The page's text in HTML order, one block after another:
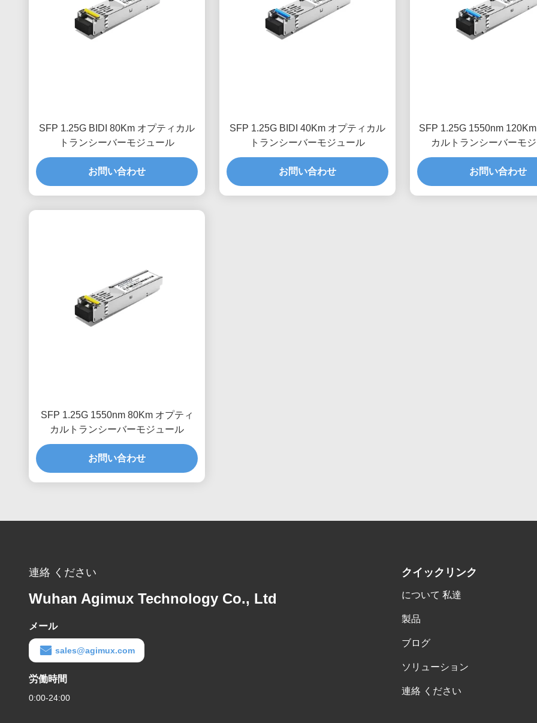
SFP 1.25G BIDI 80Km オプティカル
トランシーバーモジュール
お問い合わせ
SFP 1.25G BIDI 40Km オプティカル
トランシーバーモジュール
お問い合わせ
SFP 1.25G 1550nm
カルトランシーバーモ
お問い合わせ
SFP 1.25G 1550nm 80Km オプティ
カルトランシーバーモジュール
お問い合わせ
連絡 ください
Wuhan Agimux Technology Co., Ltd
メール
sales@agimux.com
労働時間
0:00-24:00
クイックリンク
について 私達
製品
ブログ
ソリューション
連絡 ください